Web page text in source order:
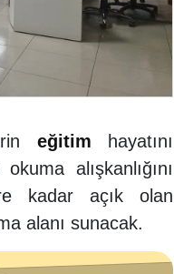
eğitim hayatını
alışkanlığını
kadar açık olan
alanı sunacak.